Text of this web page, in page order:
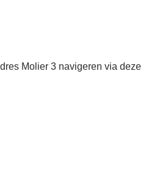
Molier 3 navigeren via deze